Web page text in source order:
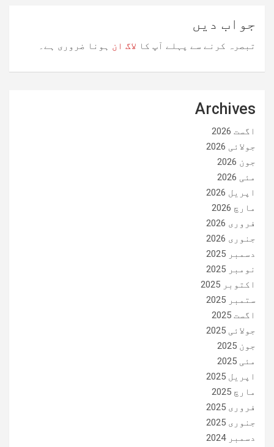
جواب دیں
تبصرہ کرنے سے پہلے آپ کا لاگ ان ہونا ضروری ہے۔
Archives
اگست 2026
جولائی 2026
جون 2026
مئی 2026
اپریل 2026
مارچ 2026
فروری 2026
جنوری 2026
دسمبر 2025
نومبر 2025
اکتوبر 2025
ستمبر 2025
اگست 2025
جولائی 2025
جون 2025
مئی 2025
اپریل 2025
مارچ 2025
فروری 2025
جنوری 2025
دسمبر 2024